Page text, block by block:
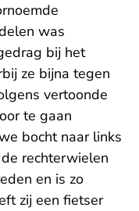
was
bij het
ze bijna tegen
vertoonde
te gaan
bocht naar links
rechterwielen
en is zo
zij een fietser